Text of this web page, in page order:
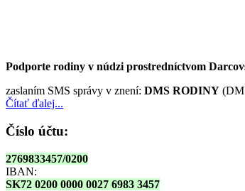
Podporte rodiny v núdzi prostredníctvom
zaslaním SMS správy v znení: DMS RODINY
Čítať ďalej...
Číslo účtu:
2769833457/0200
IBAN:
SK72 0200 0000 0027 6983 3457